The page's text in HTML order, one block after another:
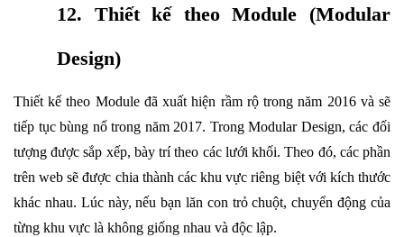
12. Thiết kế theo Module (Modular
Design)
Thiết kế theo Module đã xuất hiện rầm rộ trong năm 2016 và sẽ
tiếp tục bùng nổ trong năm 2017. Trong Modular Design, các đối
tượng được sắp xếp, bày trí theo các lưới khối. Theo đó, các phần
trên web sẽ được chia thành các khu vực riêng biệt với kích thước
khác nhau. Lúc này, nếu bạn lăn con trỏ chuột, chuyển động của
từng khu vực là không giống nhau và độc lập.